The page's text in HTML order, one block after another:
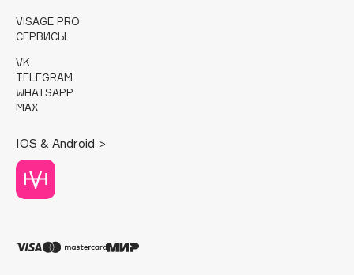
DABO
Darphin
Davines
Dessange
Dior
Divage
Dorco
VISAGE PRO
СЕРВИСЫ
VK
TELEGRAM
WHATSAPP
MAX
IOS & Android >